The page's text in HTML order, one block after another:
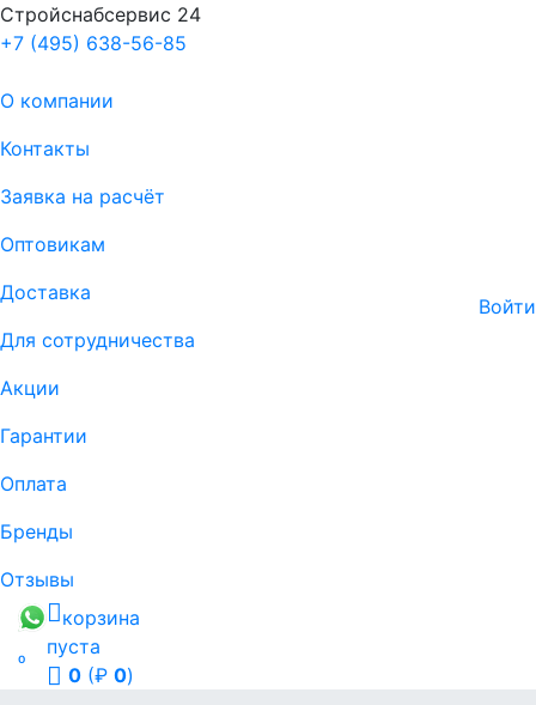
Стройснабсервис 24
+7 (495) 638-56-85
О компании
Контакты
Заявка на расчёт
Оптовикам
Доставка
Для сотрудничества
Акции
Гарантии
Оплата
Бренды
Отзывы
Войти

корзина
пуста
0 (₽ 0)